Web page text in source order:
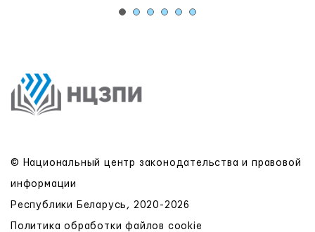
© Национальный центр законодательства и правовой
информации
Республики Беларусь, 2020-2026
Политика обработки файлов cookie